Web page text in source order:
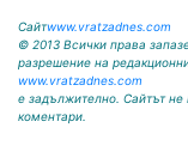
Сайтwww.vratzadnes.com
© 2013 Всички права
разрешение на
www.vratzadnes.com
е задължително. Сайтът не
коментари.